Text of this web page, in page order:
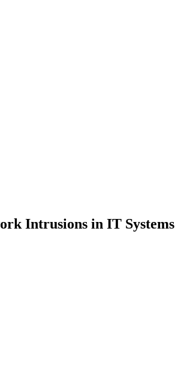
Intrusions in IT Systems